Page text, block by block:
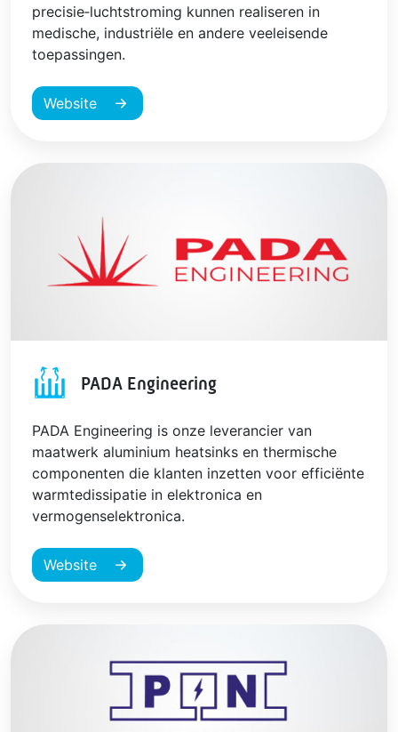
precisie‑luchtstroming kunnen realiseren in
medische, industriële en andere veeleisende
toepassingen.
Website
PADA Engineering
PADA Engineering is onze leverancier van
maatwerk aluminium heatsinks en thermische
componenten die klanten inzetten voor efficiënte
warmtedissipatie in elektronica en
vermogenselektronica.
Website